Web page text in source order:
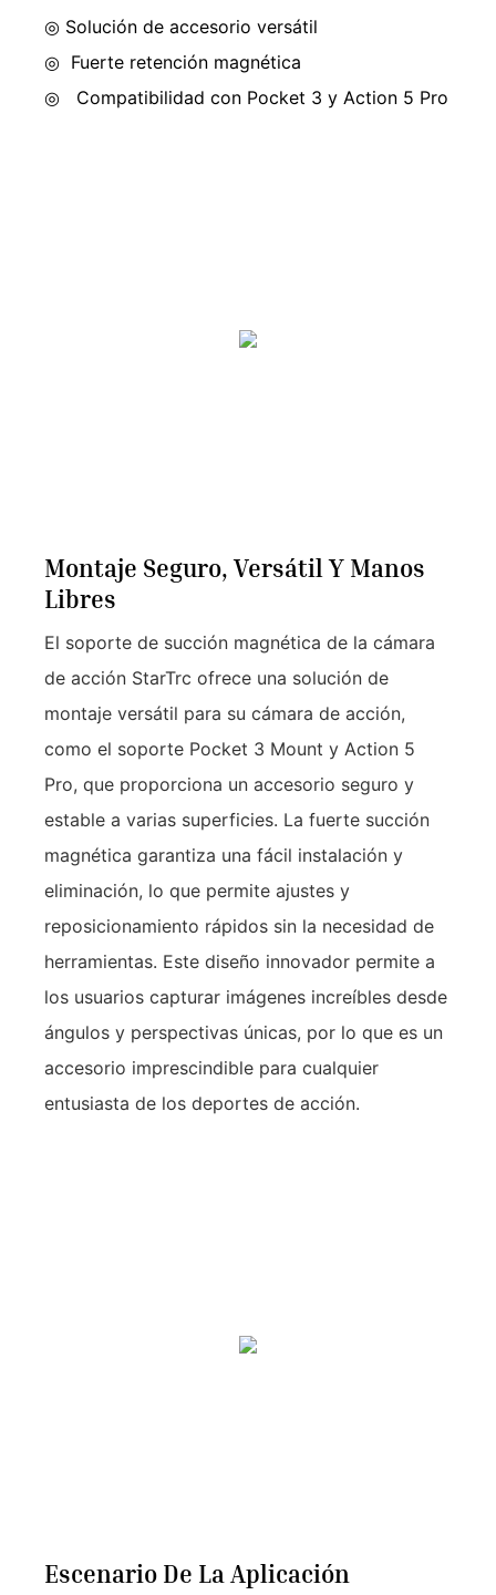
◎ Solución de accesorio versátil
◎ Fuerte retención magnética
◎
Compatibilidad con Pocket 3 y Action 5 Pro
Montaje Seguro, Versátil Y Manos
Libres
El soporte de succión magnética de la cámara
de acción StarTrc ofrece una solución de
montaje versátil para su cámara de acción,
como el soporte Pocket 3 Mount y Action 5
Pro, que proporciona un accesorio seguro y
estable a varias superficies. La fuerte succión
magnética garantiza una fácil instalación y
eliminación, lo que permite ajustes y
reposicionamiento rápidos sin la necesidad de
herramientas. Este diseño innovador permite a
los usuarios capturar imágenes increíbles desde
ángulos y perspectivas únicas, por lo que es un
accesorio imprescindible para cualquier
entusiasta de los deportes de acción.
Escenario De La Aplicación